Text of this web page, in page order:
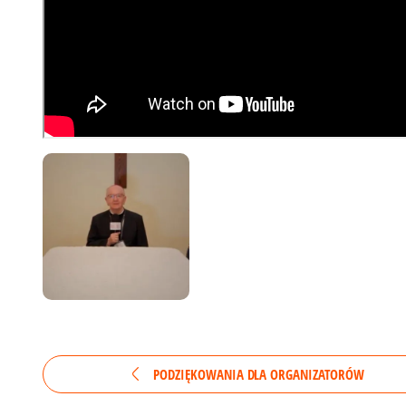
PODZIĘKOWANIA DLA ORGANIZATORÓW